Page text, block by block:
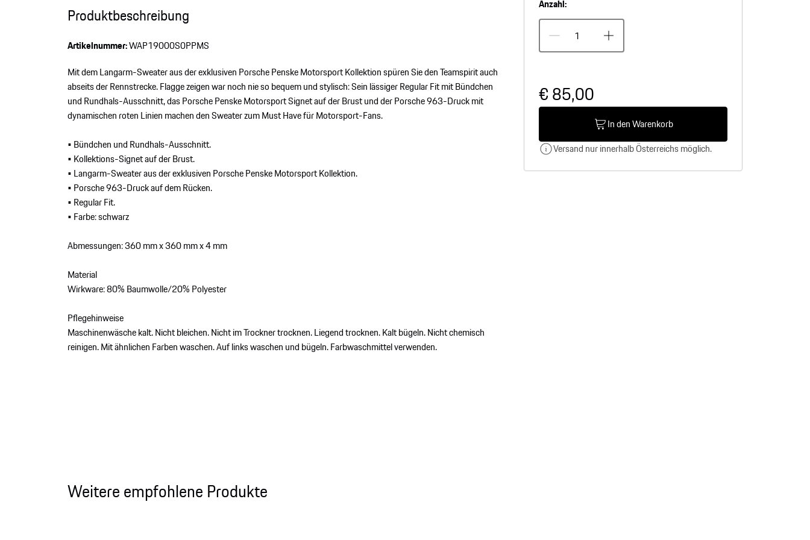
Produktbeschreibung
Artikelnummer:WAP19000S0PPMS
Mit dem Langarm-Sweater aus der exklusiven Porsche Penske Motorsport Kollektion spüren Sie den Teamspirit auch
abseits der Rennstrecke. Flagge zeigen war noch nie so bequem und stylisch: Sein lässiger Regular Fit mit Bündchen
und Rundhals-Ausschnitt, das Porsche Penske Motorsport Signet auf der Brust und der Porsche 963-Druck mit
dynamischen roten Linien machen den Sweater zum Must Have für Motorsport-Fans.
• Bündchen und Rundhals-Ausschnitt.
• Kollektions-Signet auf der Brust.
• Langarm-Sweater aus der exklusiven Porsche Penske Motorsport Kollektion.
• Porsche 963-Druck auf dem Rücken.
• Regular Fit.
• Farbe: schwarz
Abmessungen: 360 mm x 360 mm x 4 mm
Material
Wirkware: 80% Baumwolle/20% Polyester
Pflegehinweise
Maschinenwäsche kalt. Nicht bleichen. Nicht im Trockner trocknen. Liegend trocknen. Kalt bügeln. Nicht chemisch
reinigen. Mit ähnlichen Farben waschen. Auf links waschen und bügeln. Farbwaschmittel verwenden.
Anzahl:
€ 85,00
In den Warenkorb
Versand nur innerhalb Österreichs möglich.
Weitere empfohlene Produkte